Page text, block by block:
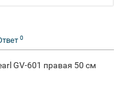
0
GV-601 правая 50 см